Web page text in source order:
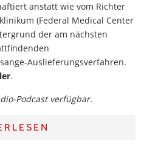
anstatt wie vom Richter
(Federal Medical Center
der am nächsten
Auslieferungsverfahren.
.
Podcast verfügbar.